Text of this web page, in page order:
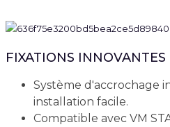
FIXATIONS INNOVANTES
Système d'accrochage
installation facile.
Compatible avec VM